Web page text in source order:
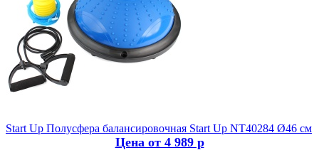
Start Up Полусфера балансировочная Start Up NT40284 Ø46 см
Цена от 4 989 р